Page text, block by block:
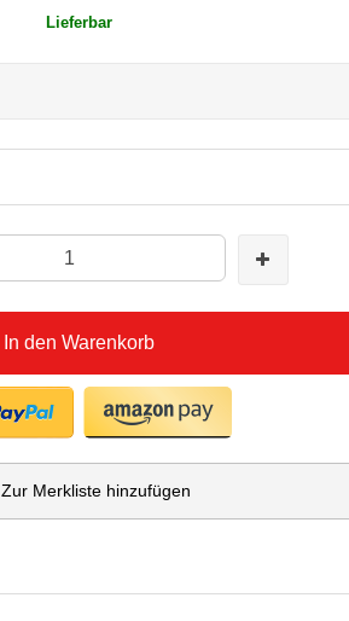
Lieferbar
In den Warenkorb
Zur Merkliste hinzufügen